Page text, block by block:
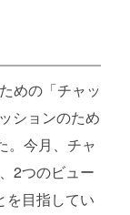
めの「チャッ
ションのため
。今月、チャ
2つのビュー
を目指してい